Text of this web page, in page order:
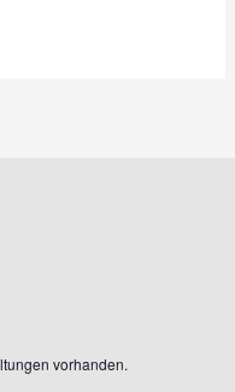
vorhanden.